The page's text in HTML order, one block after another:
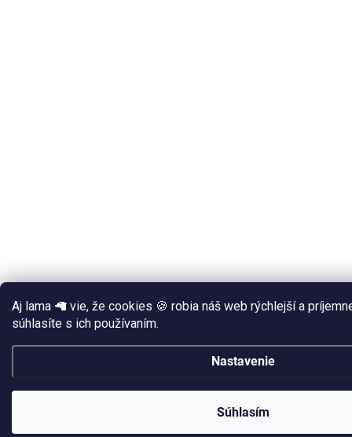
Aj lama 🦙 vie, že cookies 🍪 robia náš web rýchlejší a
súhlasíte s ich používaním.
Nastavenie
Súhlasím